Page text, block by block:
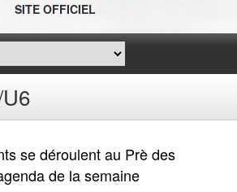
SITE OFFICIEL
se déroulent au Prè des
de la semaine